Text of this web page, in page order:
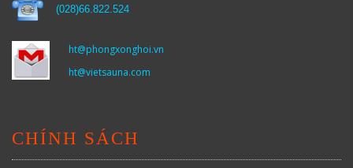
(028)66.822.524
ht@phongxonghoi.vn
ht@vietsauna.com
CHÍNH SÁCH